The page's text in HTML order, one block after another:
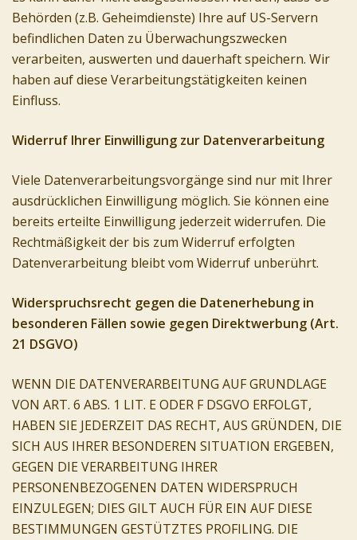
Behörden (z.B. Geheimdienste) Ihre auf US-Servern
befindlichen Daten zu Überwachungszwecken
verarbeiten, auswerten und dauerhaft speichern. Wir
haben auf diese Verarbeitungstätigkeiten keinen
Einfluss.
Widerruf Ihrer Einwilligung zur Datenverarbeitung
Viele Datenverarbeitungsvorgänge sind nur mit Ihrer
ausdrücklichen Einwilligung möglich. Sie können eine
bereits erteilte Einwilligung jederzeit widerrufen. Die
Rechtmäßigkeit der bis zum Widerruf erfolgten
Datenverarbeitung bleibt vom Widerruf unberührt.
Widerspruchsrecht gegen die Datenerhebung in
besonderen Fällen sowie gegen Direktwerbung (Art.
21 DSGVO)
WENN DIE DATENVERARBEITUNG AUF GRUNDLAGE
VON ART. 6 ABS. 1 LIT. E ODER F DSGVO ERFOLGT,
HABEN SIE JEDERZEIT DAS RECHT, AUS GRÜNDEN, DIE
SICH AUS IHRER BESONDEREN SITUATION ERGEBEN,
GEGEN DIE VERARBEITUNG IHRER
PERSONENBEZOGENEN DATEN WIDERSPRUCH
EINZULEGEN; DIES GILT AUCH FÜR EIN AUF DIESE
BESTIMMUNGEN GESTÜTZTES PROFILING. DIE